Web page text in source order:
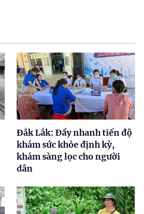
Đắk Lắk: Đẩy nhanh tiến độ
khám sức khỏe định kỳ,
khám sàng lọc cho người
dân